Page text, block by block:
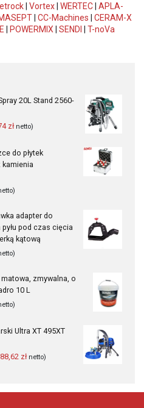
Vortex WERTEC APLA-
CC-Machines
CERAM-X
POWERMIX SENDI T-noVa
20L Stand 2560-
złnetto)
do płytek
adapter do
pod czas cięcia
kątową
zmywalna, o
10 L
Ultra XT 495XT
złnetto)